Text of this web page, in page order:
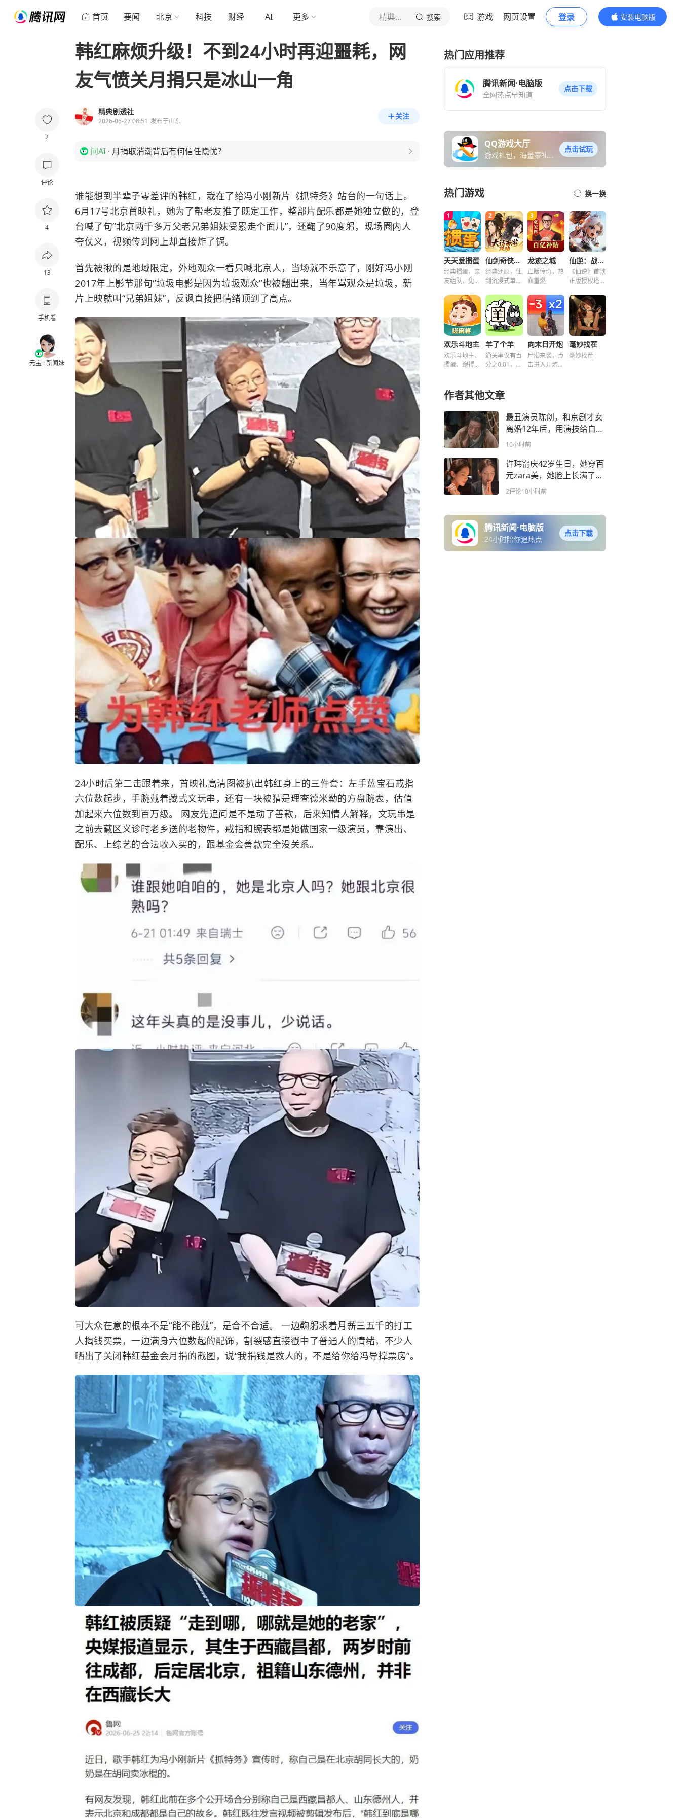
首页 要闻 北京 科技 财经 AI 更多 精典剧透社 搜索 游戏 网页设置 登录
安装电脑版
内容更精彩
2
评论
4
13
手机看
元宝 · 新闻妹
韩红麻烦升级！不到24小时再迎噩耗，网
友气愤关月捐只是冰山一角
精典剧透社
2026-06-27 08:51 发布于山东
关注
问AI · 月捐取消潮背后有何信任隐忧？
谁能想到半辈子零差评的韩红，栽在了给冯小刚新片《抓特务》站台的一句话上。
6月17号北京首映礼，她为了帮老友推了既定工作，整部片配乐都是她独立做的，登
台喊了句“北京两千多万父老兄弟姐妹受累走个面儿”，还鞠了90度躬，现场圈内人
夸仗义，视频传到网上却直接炸了锅。
首先被揪的是地域限定，外地观众一看只喊北京人，当场就不乐意了，刚好冯小刚
2017年上影节那句“垃圾电影是因为垃圾观众”也被翻出来，当年骂观众是垃圾，新
片上映就叫“兄弟姐妹”，反讽直接把情绪顶到了高点。
24小时后第二击跟着来，首映礼高清图被扒出韩红身上的三件套：左手蓝宝石戒指
六位数起步，手腕戴着藏式文玩串，还有一块被猜是理查德米勒的方盘腕表，估值
加起来六位数到百万级。 网友先追问是不是动了善款，后来知情人解释，文玩串是
之前去藏区义诊时老乡送的老物件，戒指和腕表都是她做国家一级演员，靠演出、
配乐、上综艺的合法收入买的，跟基金会善款完全没关系。
可大众在意的根本不是“能不能戴”，是合不合适。 一边鞠躬求着月薪三五千的打工
人掏钱买票，一边满身六位数起的配饰，割裂感直接戳中了普通人的情绪，不少人
晒出了关闭韩红基金会月捐的截图，说“我捐钱是救人的，不是给你给冯导撑票房”。
热门应用推荐
腾讯新闻·电脑版
全网热点早知道
点击下载
QQ游戏大厅
游戏礼包，海量豪礼免
点击试玩
热门游戏 换一换
天天爱掼蛋
经典掼蛋，亲
友组队，免费
仙剑奇侠传之新的开始
经典还原，仙
剑沉浸式单机
龙迹之城
正版传奇，热
血重燃
仙逆：战天道
《仙逆》首款
正版授权塔防
欢乐斗地主
欢乐斗地主、
掼蛋、跑得
羊了个羊
通关率仅有百
分之0.01，快
向末日开炮
尸潮来袭，点
击进入开炮宇
毫妙找茬
毫妙找茬
作者其他文章
最丑演员陈创，和京剧才女
离婚12年后，用演技给自己
整容
10小时前
许玮甯庆42岁生日，她穿百
元zara美，她脸上长满了
斑，但邱泽爱她
2评论10小时前
腾讯新闻·电脑版
24小时陪你追热点
点击下载